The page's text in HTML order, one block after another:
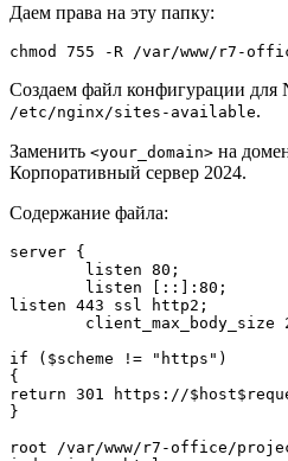
Даем права на эту папку:
chmod 755 -R /var/www/r7-
Создаем файл конфигурации для
/etc/nginx/sites-available.
Заменить <your_domain> на
Корпоративный сервер 2024.
Содержание файла:
server {
        listen 80;
        listen [::]:80;
listen 443 ssl http2;
client_max_body_size
if ($scheme != "https")
{
return 301 https://
}
root /var/www/r7-office/